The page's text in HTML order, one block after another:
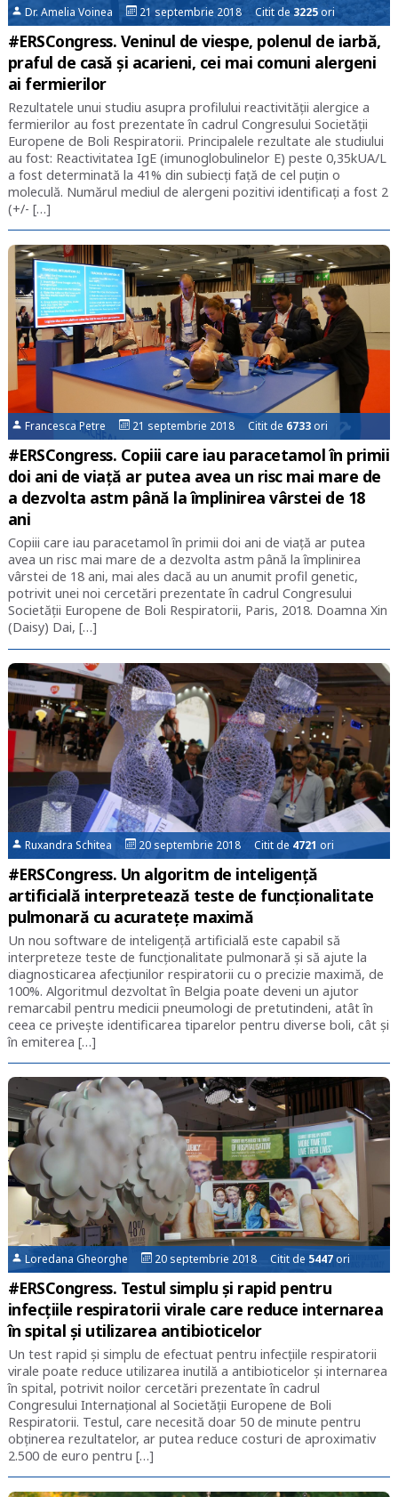
Dr. Amelia Voinea 21 septembrie 2018 Citit de 3225ori
#ERSCongress. Veninul de viespe, polenul de iarbă,
praful de casă și acarieni, cei mai comuni alergeni
ai fermierilor
Rezultatele unui studiu asupra profilului reactivității alergice a
fermierilor au fost prezentate în cadrul Congresului Societății
Europene de Boli Respiratorii. Principalele rezultate ale studiului
au fost: Reactivitatea IgE (imunoglobulinelor E) peste 0,35kUA/L
a fost determinată la 41% din subiecți față de cel puțin o
moleculă. Numărul mediul de alergeni pozitivi identificați a fost 2
(+/- […]
Francesca Petre 21 septembrie 2018 Citit de 6733 ori
#ERSCongress. Copiii care iau paracetamol în primii
doi ani de viață ar putea avea un risc mai mare de
a dezvolta astm până la împlinirea vârstei de 18
ani
Copiii care iau paracetamol în primii doi ani de viață ar putea
avea un risc mai mare de a dezvolta astm până la împlinirea
vârstei de 18 ani, mai ales dacă au un anumit profil genetic,
potrivit unei noi cercetări prezentate în cadrul Congresului
Societății Europene de Boli Respiratorii, Paris, 2018. Doamna Xin
(Daisy) Dai, […]
Ruxandra Schitea 20 septembrie 2018 Citit de 4721 ori
#ERSCongress. Un algoritm de inteligență
artificială interpretează teste de funcționalitate
pulmonară cu acuratețe maximă
Un nou software de inteligență artificială este capabil să
interpreteze teste de funcționalitate pulmonară și să ajute la
diagnosticarea afecțiunilor respiratorii cu o precizie maximă, de
100%. Algoritmul dezvoltat în Belgia poate deveni un ajutor
remarcabil pentru medicii pneumologi de pretutindeni, atât în
ceea ce privește identificarea tiparelor pentru diverse boli, cât și
în emiterea […]
Loredana Gheorghe 20 septembrie 2018 Citit de 5447ori
#ERSCongress. Testul simplu și rapid pentru
infecțiile respiratorii virale care reduce internarea
în spital și utilizarea antibioticelor
Un test rapid și simplu de efectuat pentru infecțiile respiratorii
virale poate reduce utilizarea inutilă a antibioticelor și internarea
în spital, potrivit noilor cercetări prezentate în cadrul
Congresului Internațional al Societății Europene de Boli
Respiratorii. Testul, care necesită doar 50 de minute pentru
obținerea rezultatelor, ar putea reduce costuri de aproximativ
2.500 de euro pentru […]